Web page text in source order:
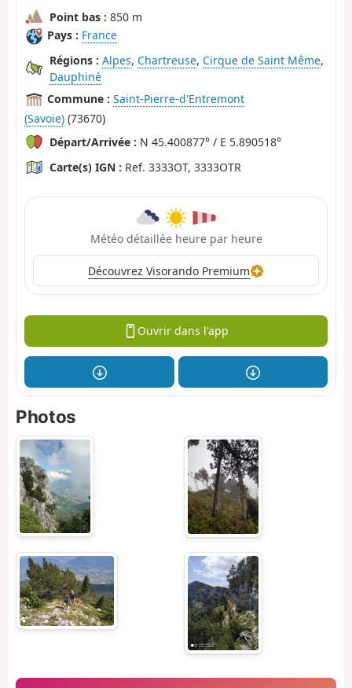
Point bas : 850 m
Pays : France
Régions : Alpes, Chartreuse, Cirque de Saint Même,
Dauphiné
Commune : Saint-Pierre-d'Entremont
(Savoie) (73670)
Départ/Arrivée : N 45.400877° / E 5.890518°
Carte(s) IGN : Ref. 3333OT, 3333OTR
Météo détaillée heure par heure
Découvrez Visorando Premium
Ouvrir dans l'app
Photos